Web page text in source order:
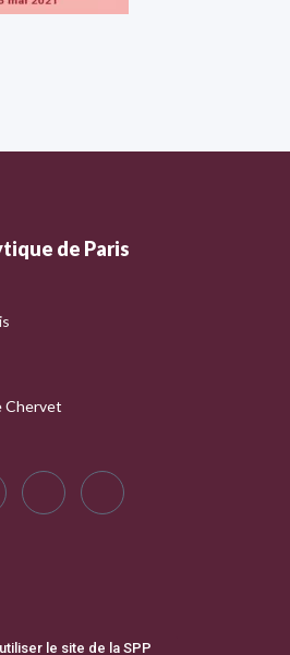
de Paris
Chervet
le site de la SPP